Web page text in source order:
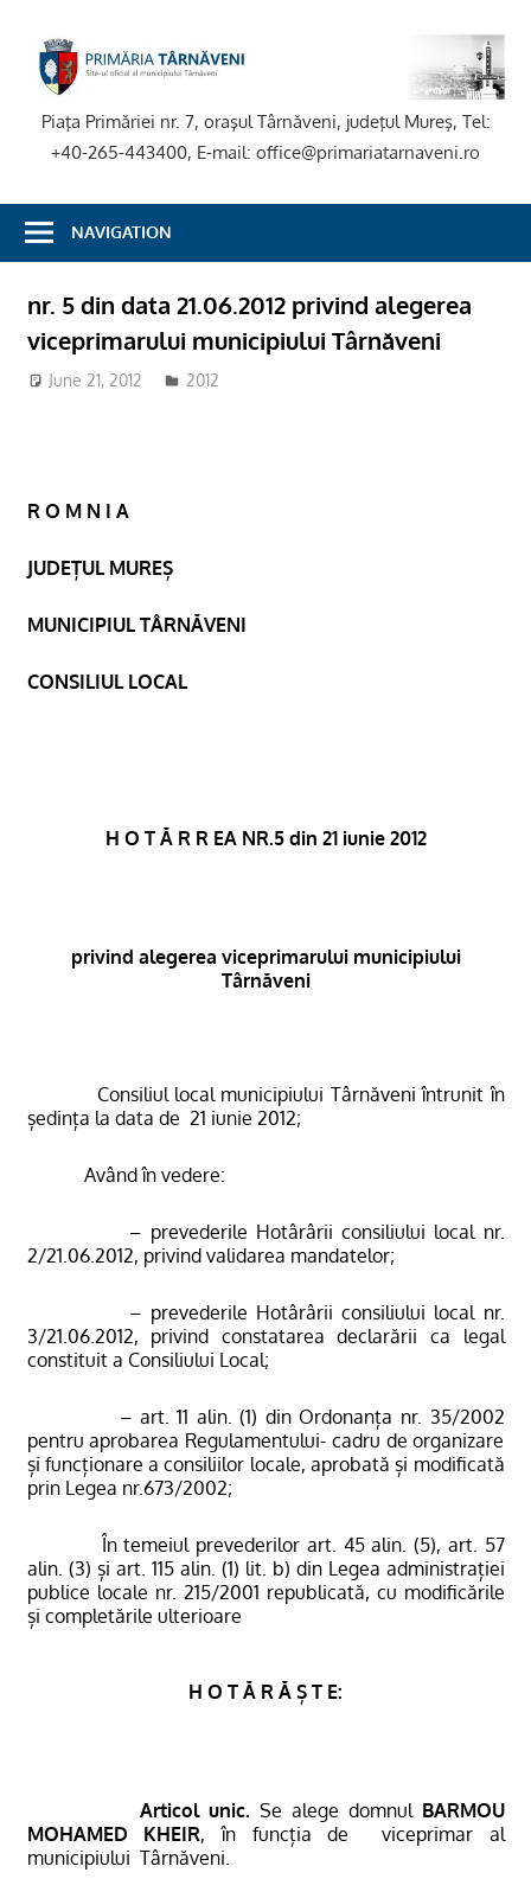
content
Piaţa Primăriei nr. 7, oraşul Târnăveni, judeţul Mureş, Tel:
+40-265-443400, E-mail: office@primariatarnaveni.ro
NAVIGATION
nr. 5 din data 21.06.2012 privind alegerea
viceprimarului municipiului Târnăveni
June 21, 2012 2012
R O M N I A
JUDEȚUL MUREȘ
MUNICIPIUL TÂRNĂVENI
CONSILIUL LOCAL
H O T Ă R R EA NR.5 din 21 iunie 2012
privind alegerea viceprimarului municipiului
Târnăveni
Consiliul local municipiului Târnăveni întrunit în
ședința la data de 21 iunie 2012;
Având în vedere:
– prevederile Hotârârii consiliului local nr.
2/21.06.2012, privind validarea mandatelor;
– prevederile Hotârârii consiliului local nr.
3/21.06.2012, privind constatarea declarării ca legal
constituit a Consiliului Local;
– art. 11 alin. (1) din Ordonanța nr. 35/2002
pentru aprobarea Regulamentului- cadru de organizare
și funcționare a consiliilor locale, aprobată și modificată
prin Legea nr.673/2002;
În temeiul prevederilor art. 45 alin. (5), art. 57
alin. (3) și art. 115 alin. (1) lit. b) din Legea administrației
publice locale nr. 215/2001 republicată, cu modificările
și completările ulterioare
H O T Ă R Ă Ș T E:
Articol unic. Se alege domnul BARMOU
MOHAMED KHEIR, în funcția de
viceprimar al
municipiului Târnăveni.